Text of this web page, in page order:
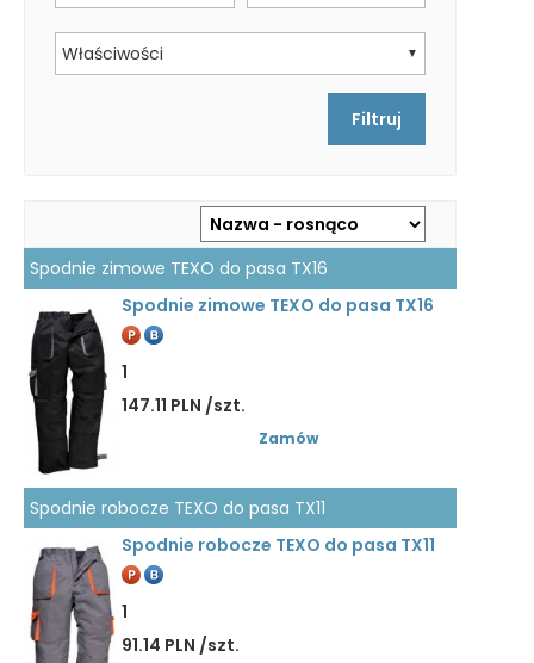
▼
Właściwości
Spodnie zimowe TEXO do pasa TX16
Spodnie zimowe TEXO do pasa TX16
1
147.11 PLN /szt.
Zamów
Spodnie robocze TEXO do pasa TX11
Spodnie robocze TEXO do pasa TX11
1
91.14 PLN /szt.